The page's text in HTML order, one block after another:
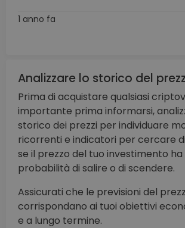
1 anno fa
Analizzare lo storico del
Prima di acquistare qualsiasi
importante prima informarsi,
storico dei prezzi per individuare
ricorrenti e indicatori per cercare
se il prezzo del tuo investimento ha
probabilità di salire o di scendere.
Assicurati che le previsioni del
corrispondano ai tuoi obiettivi
e a lungo termine.